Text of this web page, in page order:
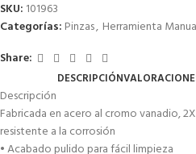
SKU: 101963
Categorías: Pinzas, Herramienta
Share:
DESCRIPCIÓN
Descripción
Fabricada en acero al cromo vanadio,
resistente a la corrosión
• Acabado pulido para fácil limpieza